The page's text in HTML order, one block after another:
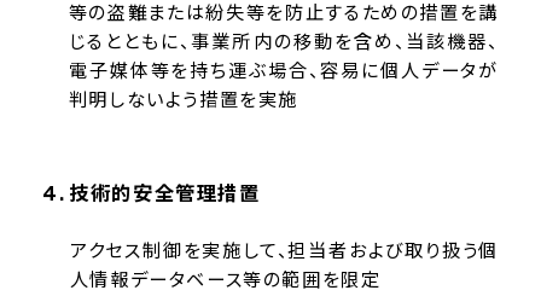
等の盗難または紛失等を防止するための措置を講
じるとともに、事業所内の移動を含め、当該機器、
電子媒体等を持ち運ぶ場合、容易に個人データが
判明しないよう措置を実施
技術的安全管理措置
アクセス制御を実施して、担当者および取り扱う個
人情報データベース等の範囲を限定